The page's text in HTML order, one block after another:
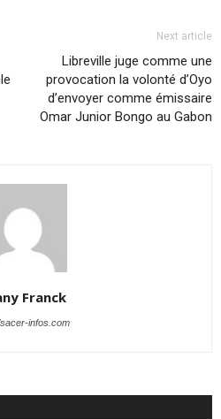
Next article
Libreville juge comme une
provocation la volonté d’Oyo
d’envoyer comme émissaire
Omar Junior Bongo au Gabon
Franck
infos.com